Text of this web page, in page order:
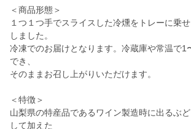
＜商品形態＞
１つ１つ手でスライスした冷燻をトレーに乗
しました。
冷凍でのお届けとなります。冷蔵庫や常温で1
でき、
そのままお召し上がりいただけます。
＜特徴＞
山梨県の特産品であるワイン製造時に出るぶ
して加えた